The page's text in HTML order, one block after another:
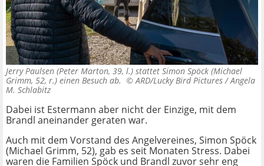
Jerry Paulsen (Peter Marton, 39, l.) stattet Simon Spöck (Michael
Grimm, 52, r.) einen Besuch ab. ©ARD/Lucky Bird Pictures / Angela
M. Schlabitz
Dabei ist Estermann aber nicht der Einzige, mit dem
Brandl aneinander geraten war.
Auch mit dem Vorstand des Angelvereines, Simon Spöck
(Michael Grimm, 52), gab es seit Monaten Stress. Dabei
waren die Familien Spöck und Brandl zuvor sehr eng